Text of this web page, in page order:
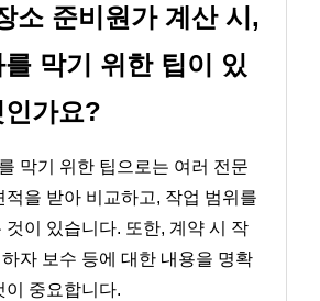
소 준비원가 계산 시,
막기 위한 팁이 있
가요?
막기 위한 팁으로는 여러 전문
적을 받아 비교하고, 작업 범위를
것이 있습니다. 또한, 계약 시 작
자 보수 등에 대한 내용을 명확
이 중요합니다.